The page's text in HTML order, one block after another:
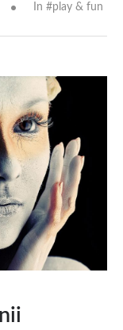
In #play & fun